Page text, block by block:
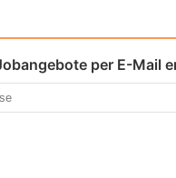
per E-Mail